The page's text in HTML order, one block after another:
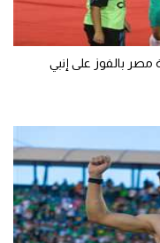
بالفوز على إنبي